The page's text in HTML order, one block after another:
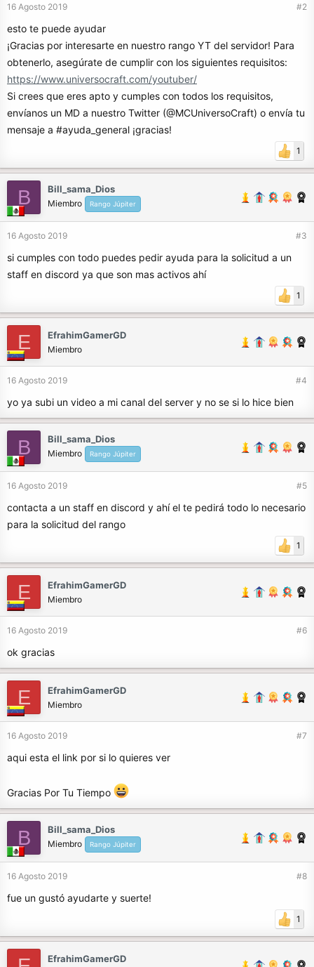
16 Agosto 2019 #2
esto te puede ayudar
¡Gracias por interesarte en nuestro rango YT del servidor! Para
obtenerlo, asegúrate de cumplir con los siguientes requisitos:
https://www.universocraft.com/youtuber/
Si crees que eres apto y cumples con todos los requisitos,
envíanos un MD a nuestro Twitter (@MCUniversoCraft) o envía tu
mensaje a #ayuda_general ¡gracias!
1
B Bill_sama_Dios
Miembro Rango Júpiter
16 Agosto 2019 #3
si cumples con todo puedes pedir ayuda para la solicitud a un
staff en discord ya que son mas activos ahí
1
E EfrahimGamerGD
Miembro
16 Agosto 2019 #4
yo ya subi un video a mi canal del server y no se si lo hice bien
B Bill_sama_Dios
Miembro Rango Júpiter
16 Agosto 2019 #5
contacta a un staff en discord y ahí el te pedirá todo lo necesario
para la solicitud del rango
1
E EfrahimGamerGD
Miembro
16 Agosto 2019 #6
ok gracias
E EfrahimGamerGD
Miembro
16 Agosto 2019 #7
aqui esta el link por si lo quieres ver
Gracias Por Tu Tiempo
B Bill_sama_Dios
Miembro Rango Júpiter
16 Agosto 2019 #8
fue un gustó ayudarte y suerte!
1
EfrahimGamerGD